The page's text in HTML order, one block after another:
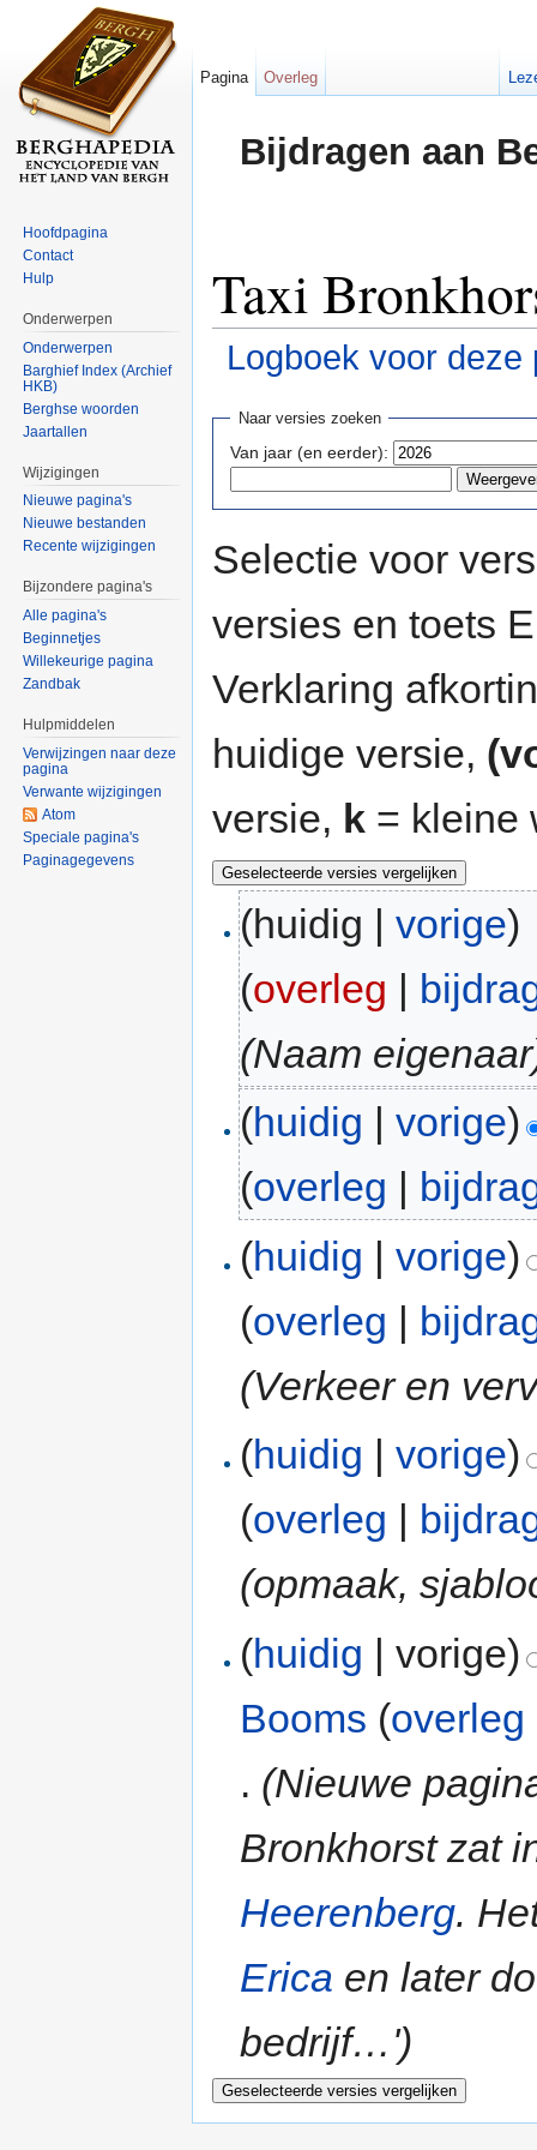
Bijdragen aan
Taxi
Logboek voor deze
Naar versies zoeken
Van jaar (en eerder):
Selectie voor
versies en toets
Verklaring
huidige versie,
versie, k = kleine
(huidig |vorige)
(overleg |
(Naam
(huidig |vorige)
(overleg
(huidig |vorige)
(overleg |
(Verkeer en
(huidig |vorige)
(overleg |
(opmaak,
(huidig | vorige)
Booms (overleg
. (Nieuwe
Bronkhorst zat
Heerenberg.
Erica en later
bedrijf…')
Pagina Overleg
Hoofdpagina
Contact
Hulp
Onderwerpen
Onderwerpen
Barghief Index (Archief
HKB)
Berghse woorden
Jaartallen
Wijzigingen
Nieuwe pagina's
Nieuwe bestanden
Recente wijzigingen
Bijzondere pagina's
Alle pagina's
Beginnetjes
Willekeurige pagina
Zandbak
Hulpmiddelen
Verwijzingen naar deze
pagina
Verwante wijzigingen
Atom
Speciale pagina's
Paginagegevens